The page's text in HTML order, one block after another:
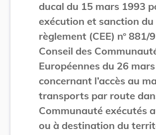
ducal du 15 mars 1993
exécution et sanction du
règlement (CEE) n° 881/
Conseil des
Européennes du 26
concernant l’accès au
transports par route
Communauté exécutés
ou à destination du